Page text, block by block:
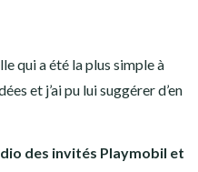
qui a été la plus simple à
et j’ai pu lui suggérer d’en
des invités Playmobil et